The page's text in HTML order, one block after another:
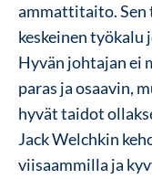
ammattitaito. Sen
keskeinen työkalu
Hyvän johtajan ei
paras ja osaavin,
hyvät taidot
Jack Welchkin
viisaammilla ja